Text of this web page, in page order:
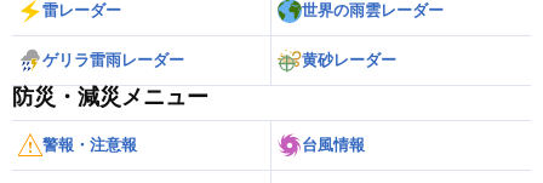
雷レーダー 世界の雨雲レーダー
ゲリラ雷雨レーダー 黄砂レーダー
防災・減災メニュー
警報・注意報 台風情報